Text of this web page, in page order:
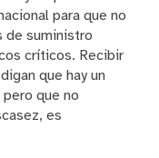
para que no
de suministro
críticos. Recibir
que hay un
que no
es